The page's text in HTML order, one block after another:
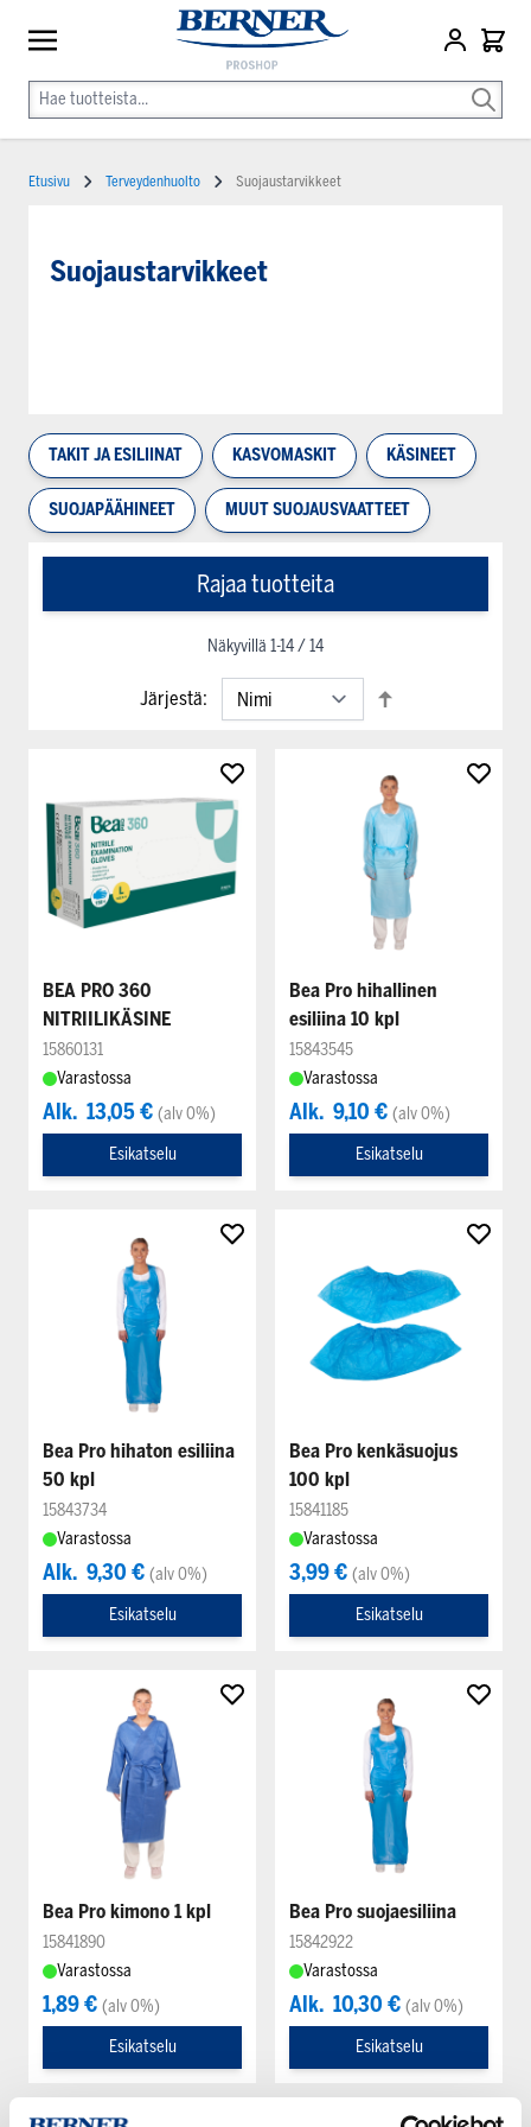
Etusivu Terveydenhuolto Suojaustarvikkeet
Suojaustarvikkeet
TAKIT JA ESILIINAT KASVOMASKIT KÄSINEET
SUOJAPÄÄHINEET MUUT SUOJAUSVAATTEET
Rajaa tuotteita
Näkyvillä 1-14/14
Järjestä:
BEA PRO 360
NITRIILIKÄSINE
15860131
Varastossa
Alk. 13,05 € (alv 0%)
Esikatselu
Bea Pro hihallinen
esiliina 10 kpl
15843545
Varastossa
Alk. 9,10 € (alv 0%)
Esikatselu
Bea Pro hihaton esiliina
50 kpl
15843734
Varastossa
Alk. 9,30 € (alv 0%)
Esikatselu
Bea Pro kenkäsuojus
100 kpl
15841185
Varastossa
3,99 € (alv 0%)
Esikatselu
Bea Pro kimono 1 kpl
15841890
Varastossa
1,89 € (alv 0%)
Esikatselu
Bea Pro suojaesiliina
15842922
Varastossa
Alk. 10,30 € (alv 0%)
Esikatselu